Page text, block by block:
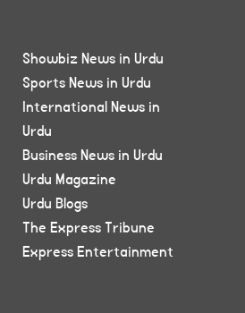
Showbiz News in Urdu
Sports News in Urdu
International News in
Urdu
Business News in Urdu
Urdu Magazine
Urdu Blogs
The Express Tribune
Express Entertainment